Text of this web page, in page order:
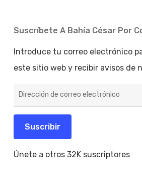
Suscríbete A Bahía César Por
Introduce tu correo electrónico
este sitio web y recibir avisos de
de
electrónico
Suscribir
Únete a otros 32K suscriptores